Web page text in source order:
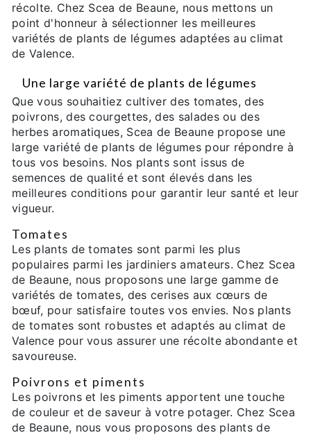
récolte. Chez Scea de Beaune, nous mettons un
point d'honneur à sélectionner les meilleures
variétés de plants de légumes adaptées au climat
de Valence.
Une large variété de plants de légumes
Que vous souhaitiez cultiver des tomates, des
poivrons, des courgettes, des salades ou des
herbes aromatiques, Scea de Beaune propose une
large variété de plants de légumes pour répondre à
tous vos besoins. Nos plants sont issus de
semences de qualité et sont élevés dans les
meilleures conditions pour garantir leur santé et leur
vigueur.
Tomates
Les plants de tomates sont parmi les plus
populaires parmi les jardiniers amateurs. Chez Scea
de Beaune, nous proposons une large gamme de
variétés de tomates, des cerises aux cœurs de
bœuf, pour satisfaire toutes vos envies. Nos plants
de tomates sont robustes et adaptés au climat de
Valence pour vous assurer une récolte abondante et
savoureuse.
Poivrons et piments
Les poivrons et les piments apportent une touche
de couleur et de saveur à votre potager. Chez Scea
de Beaune, nous vous proposons des plants de